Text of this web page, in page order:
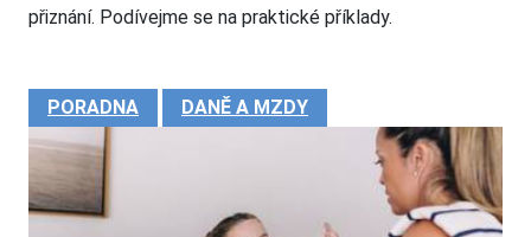
přiznání. Podívejme se na praktické příklady.
PORADNA DANĚ A MZDY